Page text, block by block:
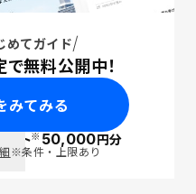
めてガイド
無料公開中！
みてみる
ント※50,000円分
※条件・上限あり